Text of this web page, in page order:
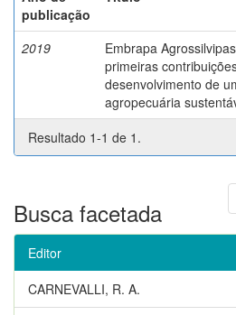
publicação
2019
Embrapa
primeiras
desenvolvimento de
agropecuária
Resultado 1-1 de 1.
Busca facetada
Editor
CARNEVALLI, R. A.